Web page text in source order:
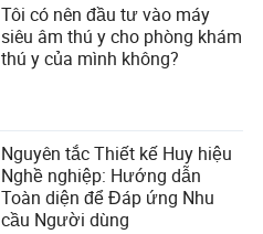
Tôi có nên đầu tư vào máy
siêu âm thú y cho phòng khám
thú y của mình không?
Nguyên tắc Thiết kế Huy hiệu
Nghề nghiệp: Hướng dẫn
Toàn diện để Đáp ứng Nhu
cầu Người dùng